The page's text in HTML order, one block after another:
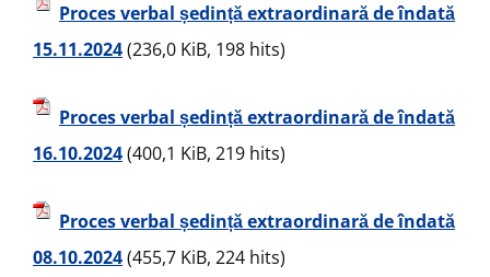
Proces verbal ședință extraordinară de îndată
15.11.2024(236,0 KiB, 198 hits)
Proces verbal ședință extraordinară de îndată
16.10.2024(400,1 KiB, 219 hits)
Proces verbal ședință extraordinară de îndată
08.10.2024(455,7 KiB, 224 hits)